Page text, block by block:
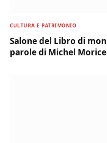
CULTURA E PATRIMONIO
Salone del Libro di
parole di Michel